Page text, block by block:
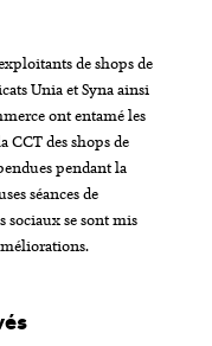
de shops de
Unia et Syna ainsi
ont entamé les
des shops de
pendant la
séances de
sociaux se sont mis